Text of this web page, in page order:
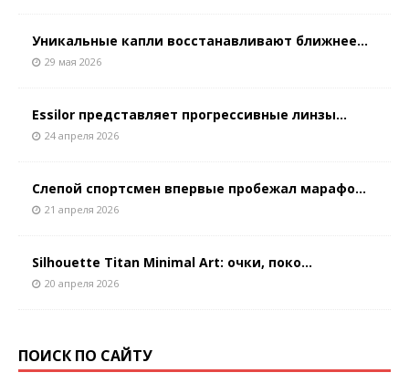
Уникальные капли восстанавливают ближнее...
29 мая 2026
Essilor представляет прогрессивные линзы...
24 апреля 2026
Слепой спортсмен впервые пробежал марафо...
21 апреля 2026
Silhouette Titan Minimal Art: очки, поко...
20 апреля 2026
ПОИСК ПО САЙТУ